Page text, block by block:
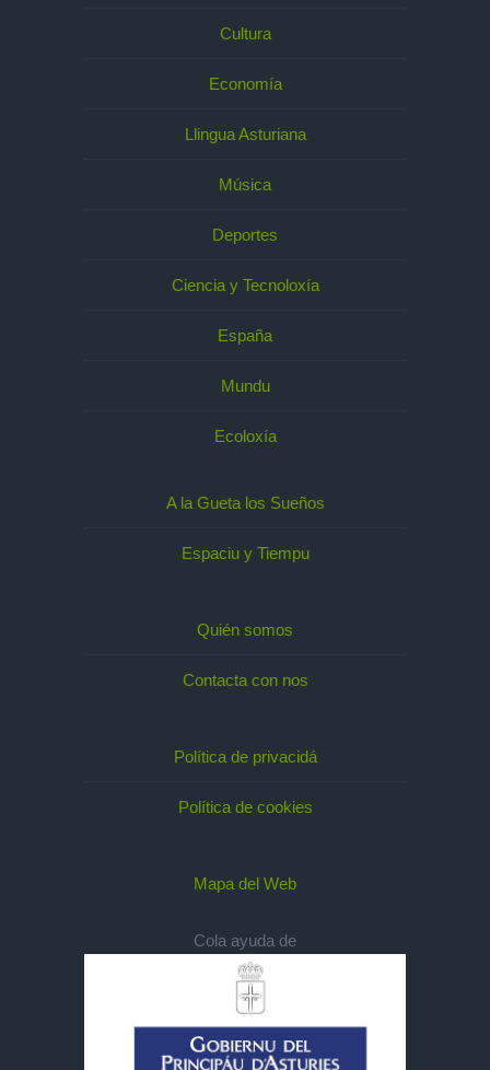
Cultura
Economía
Llingua Asturiana
Música
Deportes
Ciencia y Tecnoloxía
España
Mundu
Ecoloxía
A la Gueta los Sueños
Espaciu y Tiempu
Quién somos
Contacta con nos
Política de privacidá
Política de cookies
Mapa del Web
Cola ayuda de